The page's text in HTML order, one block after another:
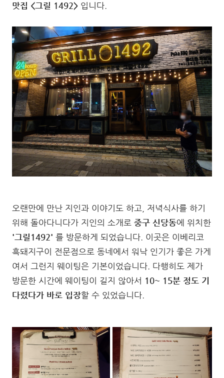
맛집 <그릴 1492> 입니다.
오랜만에 만난 지인과 이야기도 하고, 저녁식사를 하기
위해 돌아다니다가 지인의 소개로 중구 신당동에 위치한
'그릴1492' 를 방문하게 되었습니다. 이곳은 이베리코
흑돼지구이 전문점으로 동네에서 워낙 인기가 좋은 가게
여서 그런지 웨이팅은 기본이었습니다. 다행히도 제가
방문한 시간에 웨이팅이 길지 않아서 10~ 15분 정도 기
다렸다가 바로 입장할 수 있었습니다.